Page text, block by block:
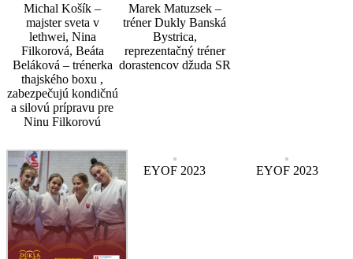
Michal Košík –
majster sveta v
lethwei, Nina
Filkorová, Beáta
Beláková – trénerka
thajského boxu ,
zabezpečujú kondičnú
a silovú prípravu pre
Ninu Filkorovú
Marek Matuzsek –
tréner Dukly Banská
Bystrica,
reprezentačný tréner
dorastencov džuda SR
EYOF 2023 EYOF 2023